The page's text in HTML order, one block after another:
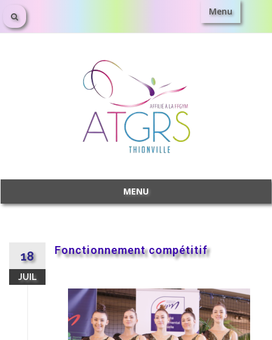
Menu
MENU
18
JUIL
Fonctionnement compétitif